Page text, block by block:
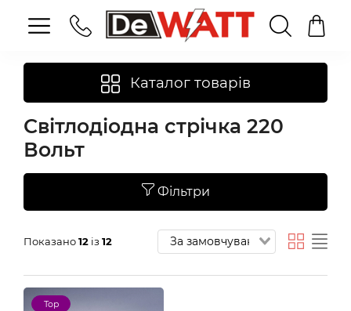
Каталог товарів
Світлодіодна стрічка 220
Вольт
Фільтри
Показано12 із 12
Top